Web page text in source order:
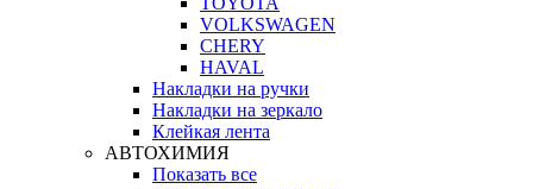
VOLKSWAGEN
CHERY
HAVAL
Накладки на ручки
Накладки на зеркало
Клейкая лента
АВТОХИМИЯ
Показать все